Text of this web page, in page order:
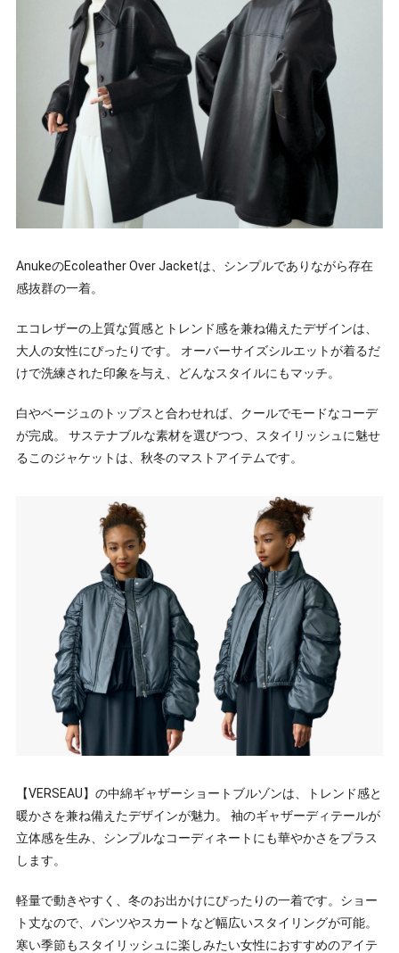
AnukeのEcoleather Over Jacketは、シンプルでありながら存在
感抜群の一着。
エコレザーの上質な質感とトレンド感を兼ね備えたデザインは、
大人の女性にぴったりです。 オーバーサイズシルエットが着るだ
けで洗練された印象を与え、どんなスタイルにもマッチ。
白やベージュのトップスと合わせれば、クールでモードなコーデ
が完成。 サステナブルな素材を選びつつ、スタイリッシュに魅せ
るこのジャケットは、秋冬のマストアイテムです。
【VERSEAU】の中綿ギャザーショートブルゾンは、トレンド感と
暖かさを兼ね備えたデザインが魅力。 袖のギャザーディテールが
立体感を生み、シンプルなコーディネートにも華やかさをプラス
します。
軽量で動きやすく、冬のお出かけにぴったりの一着です。ショー
ト丈なので、パンツやスカートなど幅広いスタイリングが可能。
寒い季節もスタイリッシュに楽しみたい女性におすすめのアイテ